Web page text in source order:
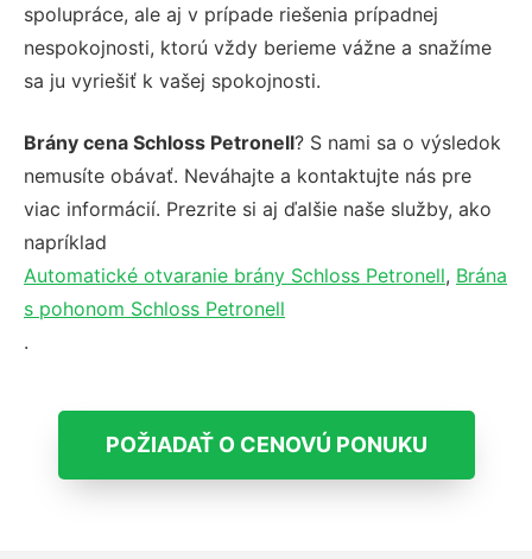
spolupráce, ale aj v prípade riešenia prípadnej
nespokojnosti, ktorú vždy berieme vážne a snažíme
sa ju vyriešiť k vašej spokojnosti.
Brány cena Schloss Petronell? S nami sa o výsledok
nemusíte obávať. Neváhajte a kontaktujte nás pre
viac informácií. Prezrite si aj ďalšie naše služby, ako
napríklad
Automatické otvaranie brány Schloss Petronell, Brána
s pohonom Schloss Petronell
.
POŽIADAŤ O CENOVÚ PONUKU